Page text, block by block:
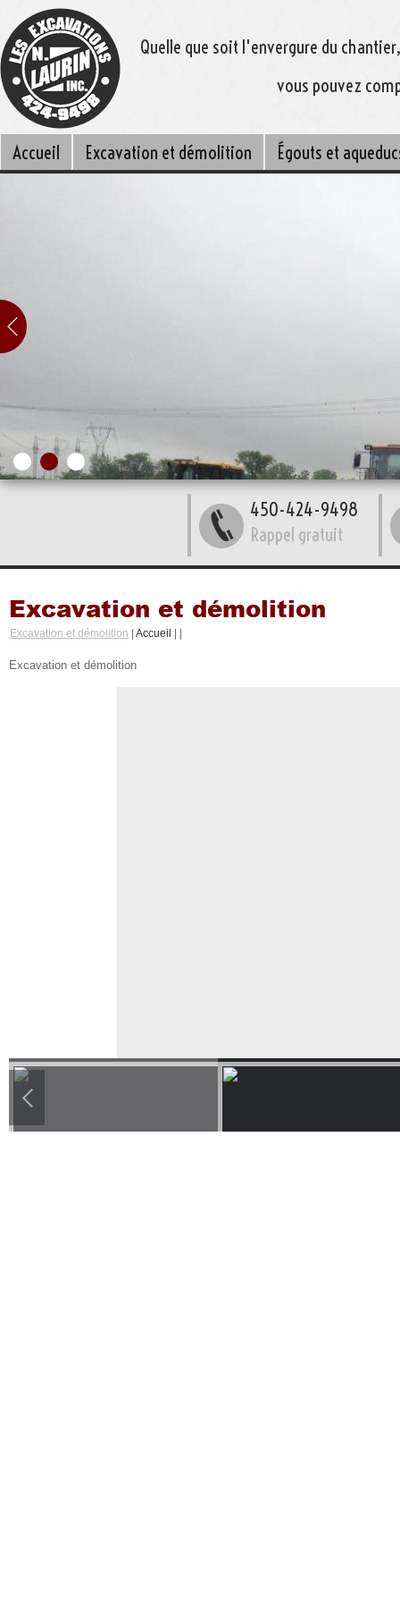
Quelle que soit l'envergure du chantier,
vous pouvez
Accueil Excavation et démolition Égouts et
450-424-9498
Rappel gratuit
Excavation et démolition
Excavation et démolition | Accueil | |
Excavation et démolition